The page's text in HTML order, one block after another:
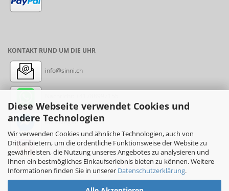
Diese Webseite verwendet Cookies und
andere Technologien
Wir verwenden Cookies und ähnliche Technologien, auch von
Drittanbietern, um die ordentliche Funktionsweise der Website zu
gewährleisten, die Nutzung unseres Angebotes zu analysieren und
Ihnen ein bestmögliches Einkaufserlebnis bieten zu können. Weitere
Informationen finden Sie in unserer Datenschutzerklärung.
KONTAKT RUND UM DIE UHR
info@sinni.ch
Messenger: sinni.ch
Instagram: sinni_ch